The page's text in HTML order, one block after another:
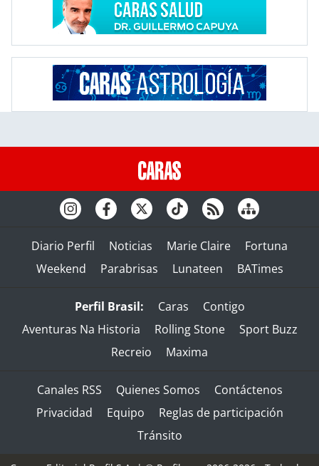
Diario Perfil Noticias Marie Claire
Fortuna
Weekend
Parabrisas Lunateen BATimes
Perfil Brasil: Caras
Contigo
Aventuras Na Historia
Rolling Stone
Sport Buzz
Recreio
Maxima
Canales RSS Quienes Somos
Contáctenos
Privacidad
Equipo
Reglas de participación
Tránsito